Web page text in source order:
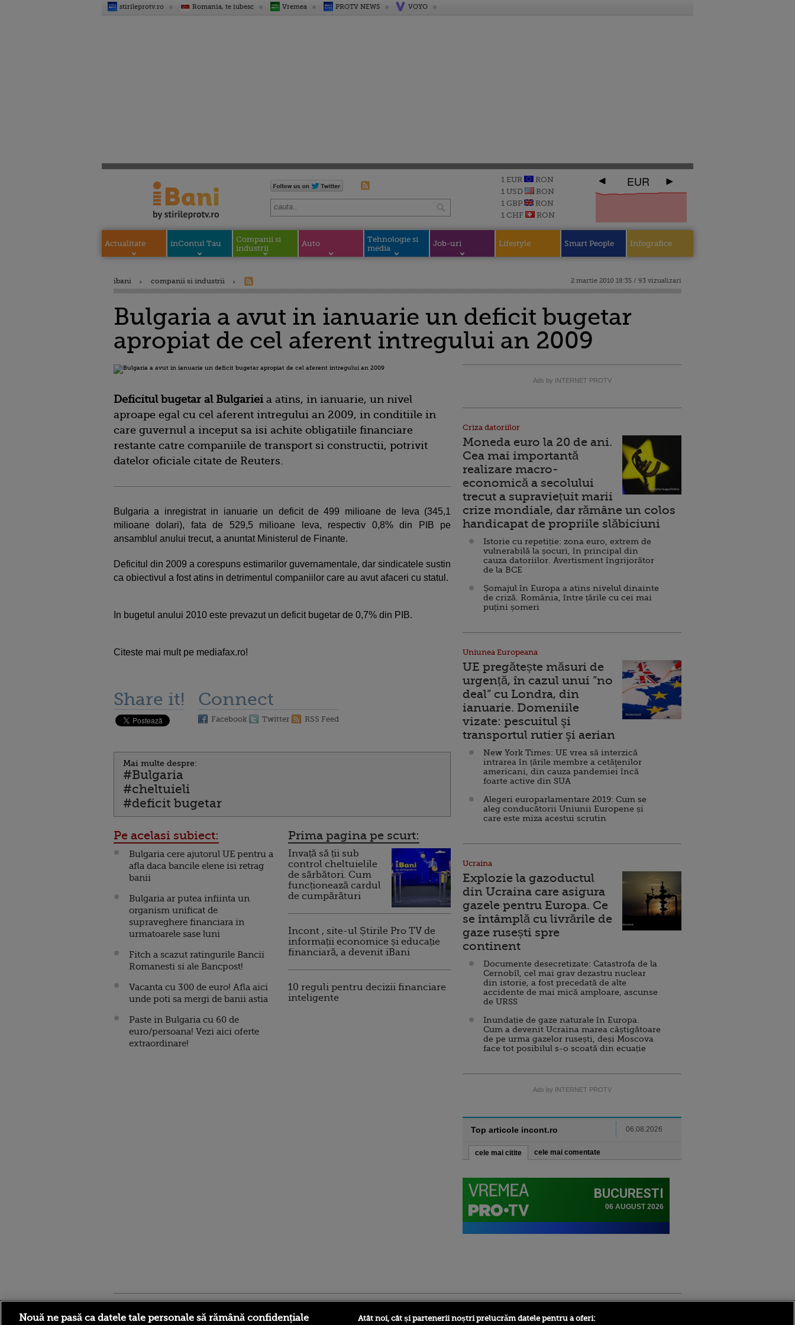
stirileprotv.ro Romania, te iubesc Vremea PROTV NEWS VOYO
1 EUR
RON
1 USD
RON
1 GBP
RON
1 CHF
RON
EUR
Actualitate inContul Tau
Companii si
industrii
Auto
Tehnologie si
media
Job-uri Lifestyle Smart People Infografice
ibani companii si industrii 2 martie 2010 18:35 / 93 vizualizari
Bulgaria a avut in ianuarie un deficit bugetar
apropiat de cel aferent intregului an 2009
Deficitul bugetar al Bulgariei a atins, in ianuarie, un nivel
aproape egal cu cel aferent intregului an 2009, in conditiile in
care guvernul a inceput sa isi achite obligatiile financiare
restante catre companiile de transport si constructii, potrivit
datelor oficiale citate de Reuters.
Bulgaria a inregistrat in ianuarie un deficit de 499 milioane de leva (345,1
milioane dolari), fata de 529,5 milioane leva, respectiv 0,8% din PIB pe
ansamblul anului trecut, a anuntat Ministerul de Finante.
Deficitul din 2009 a corespuns estimarilor guvernamentale, dar sindicatele sustin
ca obiectivul a fost atins in detrimentul companiilor care au avut afaceri cu statul.
In bugetul anului 2010 este prevazut un deficit bugetar de 0,7% din PIB.
Citeste mai mult pe mediafax.ro!
Share it! Connect
Facebook Twitter RSS Feed
Mai multe despre:
#Bulgaria
#cheltuieli
#deficit bugetar
Pe acelasi subiect:
Bulgaria cere ajutorul UE pentru a
afla daca bancile elene isi retrag
banii
Bulgaria ar putea infiinta un
organism unificat de
supraveghere financiara in
urmatoarele sase luni
Fitch a scazut ratingurile Bancii
Romanesti si ale Bancpost!
Vacanta cu 300 de euro! Afla aici
unde poti sa mergi de banii astia
Paste in Bulgaria cu 60 de
euro/persoana! Vezi aici oferte
extraordinare!
Prima pagina pe scurt:
Invață să ții sub
control cheltuielile
de sărbători. Cum
funcționează cardul
de cumpărături
Incont , site-ul Știrile Pro TV de
informații economice și educație
financiară, a devenit iBani
10 reguli pentru decizii financiare
inteligente
Ads by INTERNET PROTV
Criza datoriilor
Moneda euro la 20 de ani.
Cea mai importantă
realizare macro-
economică a secolului
trecut a supraviețuit marii
crize mondiale, dar rămâne un colos
handicapat de propriile slăbiciuni
Istorie cu repetiție: zona euro, extrem de
vulnerabilă la șocuri, în principal din
cauza datoriilor. Avertisment îngrijorător
de la BCE
Șomajul în Europa a atins nivelul dinainte
de criză. România, între țările cu cei mai
puțini șomeri
Uniunea Europeana
UE pregătește măsuri de
urgență, în cazul unui ”no
deal” cu Londra, din
ianuarie. Domeniile
vizate: pescuitul şi
transportul rutier şi aerian
New York Times: UE vrea să interzică
intrarea în țările membre a cetăţenilor
americani, din cauza pandemiei încă
foarte active din SUA
Alegeri europarlamentare 2019: Cum se
aleg conducătorii Uniunii Europene și
care este miza acestui scrutin
Ucraina
Explozie la gazoductul
din Ucraina care asigura
gazele pentru Europa. Ce
se întâmplă cu livrările de
gaze rusești spre
continent
Documente desecretizate: Catastrofa de la
Cernobîl, cel mai grav dezastru nuclear
din istorie, a fost precedată de alte
accidente de mai mică amploare, ascunse
de URSS
Inundație de gaze naturale în Europa.
Cum a devenit Ucraina marea câștigătoare
de pe urma gazelor rusești, deși Moscova
face tot posibilul s-o scoată din ecuație
Ads by INTERNET PROTV
Top articole incont.ro 06.08.2026
cele mai citite cele mai comentate
Nouă ne pasă ca datele tale personale să rămână confidențiale Atât noi, cât și partenerii noștri prelucrăm datele pentru a oferi: